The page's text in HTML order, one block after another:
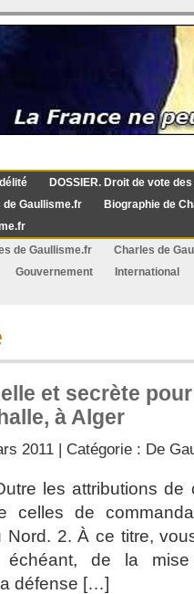
DOSSIER. Droit de vote
de Gaullisme.fr
Biographie de
de Gaullisme.fr
Charles de
Gouvernement
International
et secrète pour
à Alger
2011 | Catégorie : De
les attributions de
celles de
Nord. 2. À ce titre,
échéant, de la
défense […]